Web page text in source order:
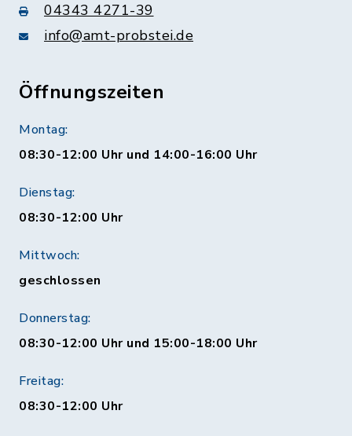
04343 4271-39
info@amt-probstei.de
Öffnungszeiten
Montag:
08:30-12:00 Uhr und 14:00-16:00 Uhr
Dienstag:
08:30-12:00 Uhr
Mittwoch:
geschlossen
Donnerstag:
08:30-12:00 Uhr und 15:00-18:00 Uhr
Freitag:
08:30-12:00 Uhr